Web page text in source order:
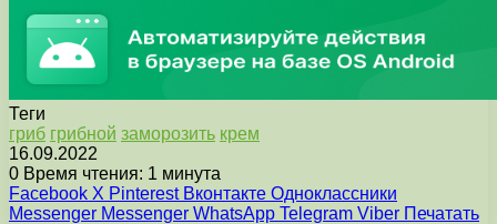
Теги
гриб грибной заморозить крем
16.09.2022
0 Время чтения: 1 минута
Facebook X Pinterest Вконтакте Одноклассники
Messenger Messenger WhatsApp Telegram Viber Печатать